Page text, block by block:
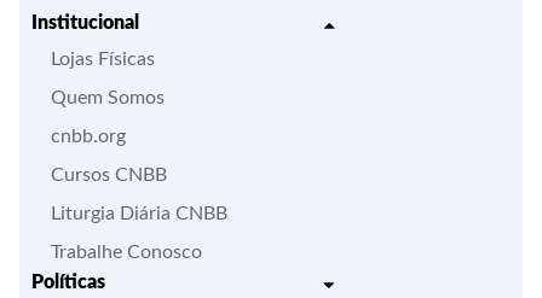
Institucional
Lojas Físicas
Quem Somos
cnbb.org
Cursos CNBB
Liturgia Diária CNBB
Trabalhe Conosco
Políticas